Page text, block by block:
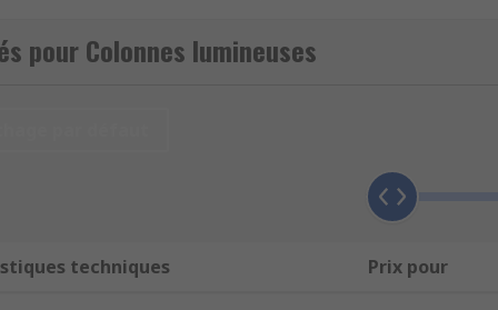
Patlite, Banner, Werma et Schneider Electric, avec
de plusieurs éléments lumineux ou modules LED,
pour Colonnes lumineuses
techniques Prix pour